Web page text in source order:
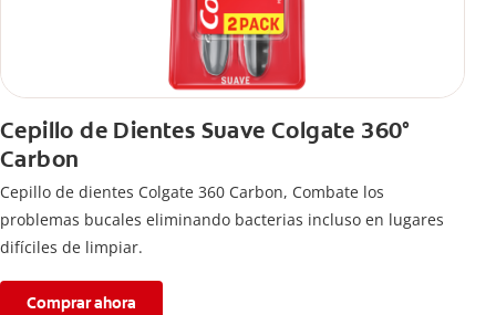
Cepillo de Dientes Suave Colgate 360°
Carbon
Cepillo de dientes Colgate 360 ​​Carbon, Combate los
problemas bucales eliminando bacterias incluso en lugares
difíciles de limpiar.
Comprar ahora